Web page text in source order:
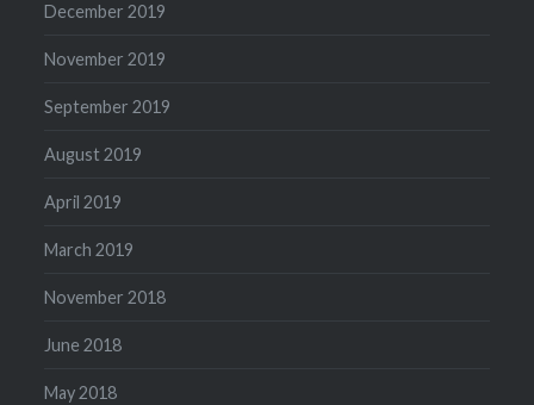
December 2019
November 2019
September 2019
August 2019
April 2019
March 2019
November 2018
June 2018
May 2018